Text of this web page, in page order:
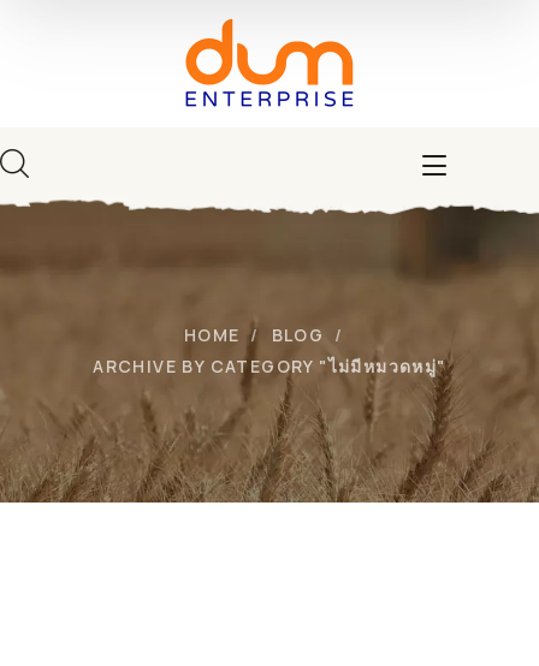
HOME
BLOG
ARCHIVE BY CATEGORY "ไม่มีหมวดหมู่"